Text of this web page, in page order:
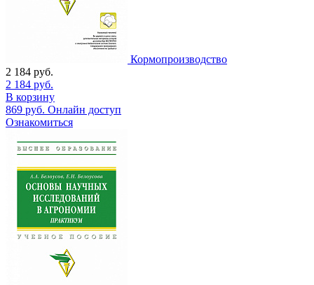
Кормопроизводство
2 184 руб.
2 184 руб.
В корзину
869 руб. Онлайн доступ
Ознакомиться